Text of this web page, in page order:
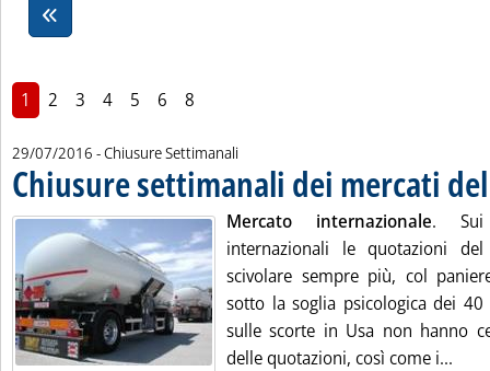
1 2 3 4 5 6 8
29/07/2016 - Chiusure Settimanali
Chiusure settimanali dei mercati
Mercato internazionale. Sui
internazionali le quotazioni
scivolare sempre più, col
sotto la soglia psicologica dei
sulle scorte in Usa non hanno
delle quotazioni, così come i...